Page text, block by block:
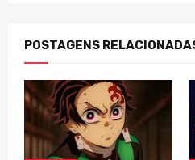
POSTAGENS